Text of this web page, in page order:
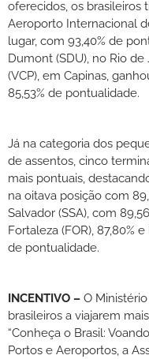
oferecidos, os brasileiros
Aeroporto Internacional
lugar, com 93,40% de
Dumont (SDU), no Rio de
(VCP), em Capinas,
85,53% de pontualidade.
Já na categoria dos
de assentos, cinco
mais pontuais,
na oitava posição com
Salvador (SSA), com
Fortaleza (FOR), 87,80%
de pontualidade.
INCENTIVO – O
brasileiros a viajarem
“Conheça o Brasil:
Portos e Aeroportos, a